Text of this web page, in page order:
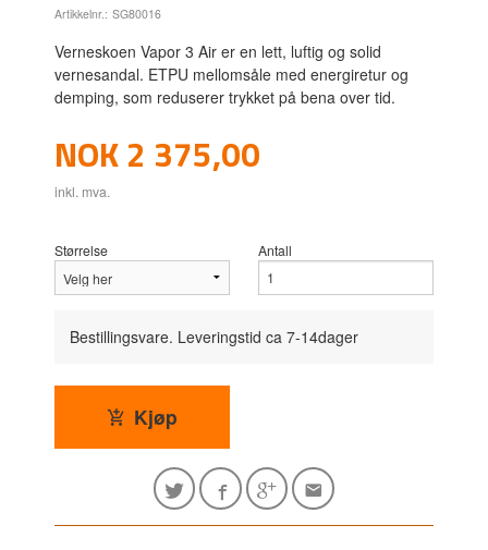
Artikkelnr.: SG80016
Verneskoen Vapor 3 Air er en lett, luftig og solid
vernesandal. ETPU mellomsåle med energiretur og
demping, som reduserer trykket på bena over tid.
Pris
NOK2 375,00
inkl. mva.
Størrelse Antall
Bestillingsvare. Leveringstid ca 7-14dager
Kjøp